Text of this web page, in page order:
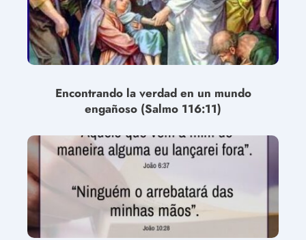
Encontrando la verdad en un mundo
engañoso (Salmo 116:11)